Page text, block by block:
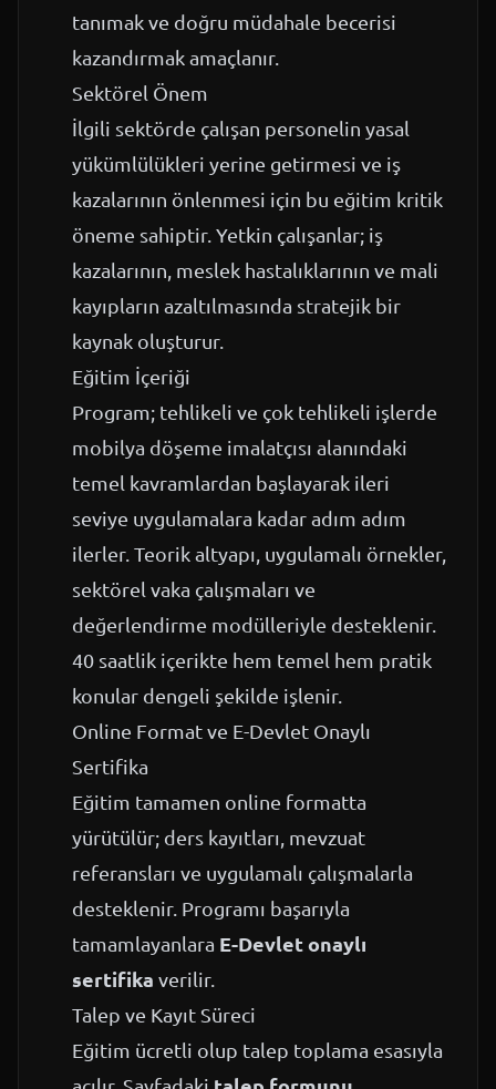
tanımak ve doğru müdahale becerisi
kazandırmak amaçlanır.
Sektörel Önem
İlgili sektörde çalışan personelin yasal
yükümlülükleri yerine getirmesi ve iş
kazalarının önlenmesi için bu eğitim kritik
öneme sahiptir. Yetkin çalışanlar; iş
kazalarının, meslek hastalıklarının ve mali
kayıpların azaltılmasında stratejik bir
kaynak oluşturur.
Eğitim İçeriği
Program; tehlikeli ve çok tehlikeli işlerde
mobilya döşeme imalatçısı alanındaki
temel kavramlardan başlayarak ileri
seviye uygulamalara kadar adım adım
ilerler. Teorik altyapı, uygulamalı örnekler,
sektörel vaka çalışmaları ve
değerlendirme modülleriyle desteklenir.
40 saatlik içerikte hem temel hem pratik
konular dengeli şekilde işlenir.
Online Format ve E-Devlet Onaylı
Sertifika
Eğitim tamamen online formatta
yürütülür; ders kayıtları, mevzuat
referansları ve uygulamalı çalışmalarla
desteklenir. Programı başarıyla
tamamlayanlara E-Devlet onaylı
sertifika verilir.
Talep ve Kayıt Süreci
Eğitim ücretli olup talep toplama esasıyla